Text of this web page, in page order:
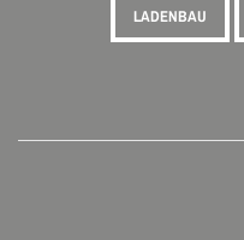
LADENBAU